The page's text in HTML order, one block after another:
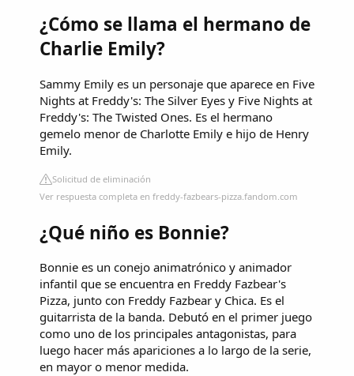
¿Cómo se llama el hermano de
Charlie Emily?
Sammy Emily es un personaje que aparece en Five
Nights at Freddy's: The Silver Eyes y Five Nights at
Freddy's: The Twisted Ones. Es el hermano
gemelo menor de Charlotte Emily e hijo de Henry
Emily.
Solicitud de eliminación
Ver respuesta completa en freddy-fazbears-pizza.fandom.com
¿Qué niño es Bonnie?
Bonnie es un conejo animatrónico y animador
infantil que se encuentra en Freddy Fazbear's
Pizza, junto con Freddy Fazbear y Chica. Es el
guitarrista de la banda. Debutó en el primer juego
como uno de los principales antagonistas, para
luego hacer más apariciones a lo largo de la serie,
en mayor o menor medida.